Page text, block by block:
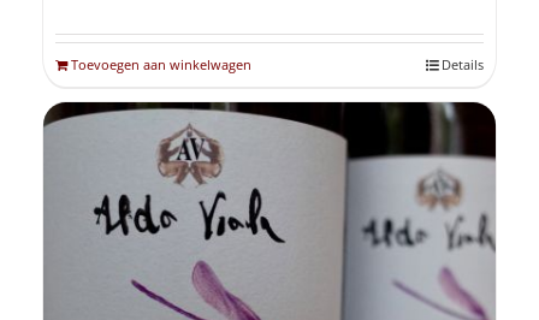
Toevoegen aan winkelwagen Details